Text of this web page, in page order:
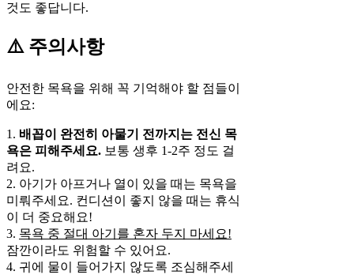
것도 좋답니다.
⚠️ 주의사항
안전한 목욕을 위해 꼭 기억해야 할 점들이
에요:
1. 배꼽이 완전히 아물기 전까지는 전신 목
욕은 피해주세요. 보통 생후 1-2주 정도 걸
려요.
2. 아기가 아프거나 열이 있을 때는 목욕을
미뤄주세요. 컨디션이 좋지 않을 때는 휴식
이 더 중요해요!
3. 목욕 중 절대 아기를 혼자 두지 마세요!
잠깐이라도 위험할 수 있어요.
4. 귀에 물이 들어가지 않도록 조심해주세